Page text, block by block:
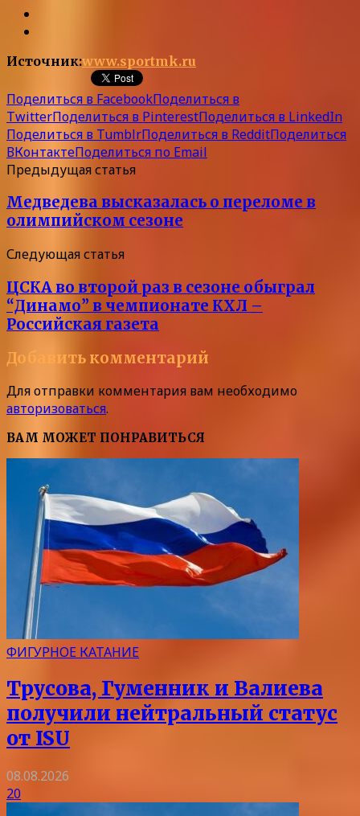
Источник:www.sportmk.ru
Поделиться в FacebookПоделиться в
TwitterПоделиться в PinterestПоделиться в LinkedIn
Поделиться в TumblrПоделиться в RedditПоделиться
ВКонтактеПоделиться по Email
Предыдущая статья
Медведева высказалась о переломе в
олимпийском сезоне
Следующая статья
ЦСКА во второй раз в сезоне обыграл
“Динамо” в чемпионате КХЛ –
Российская газета
Добавить комментарий
Для отправки комментария вам необходимо
авторизоваться.
ВАМ МОЖЕТ ПОНРАВИТЬСЯ
ФИГУРНОЕ КАТАНИЕ
Трусова, Гуменник и Валиева
получили нейтральный статус
от ISU
08.08.2026
20